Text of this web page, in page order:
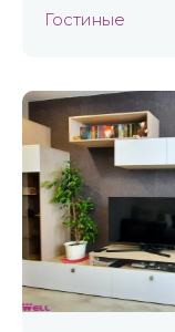
Гостиные